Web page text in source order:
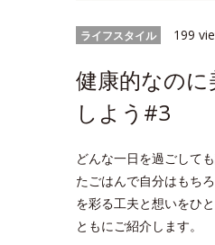
ライフスタイル 199
健康的なの
しよう#3
どんな一日を過ごして
たごはんで自分はもち
を彩る工夫と想いをひ
ともにご紹介します。